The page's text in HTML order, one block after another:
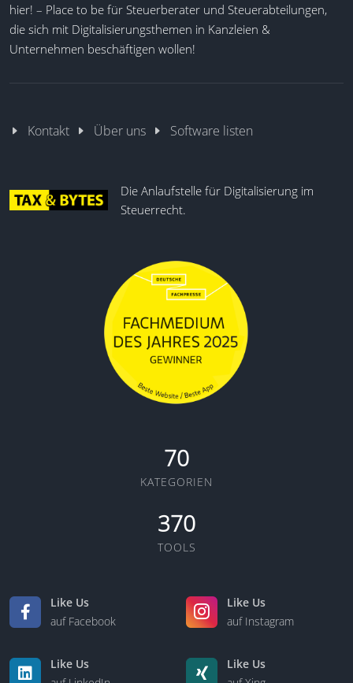
hier! – Place to be für Steuerberater und Steuerabteilungen,
die sich mit Digitalisierungsthemen in Kanzleien &
Unternehmen beschäftigen wollen!
Kontakt Über uns Software listen
Die Anlaufstelle für Digitalisierung im
Steuerrecht.
70
KATEGORIEN
370
TOOLS
Like Us
auf Facebook
Like Us
auf Instagram
Like Us
Like Us